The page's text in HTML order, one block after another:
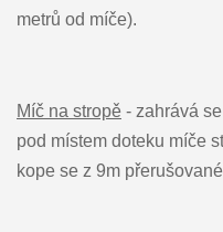
metrů od míče).
Míč na stropě- zahrává
pod místem doteku míče
kope se z 9m